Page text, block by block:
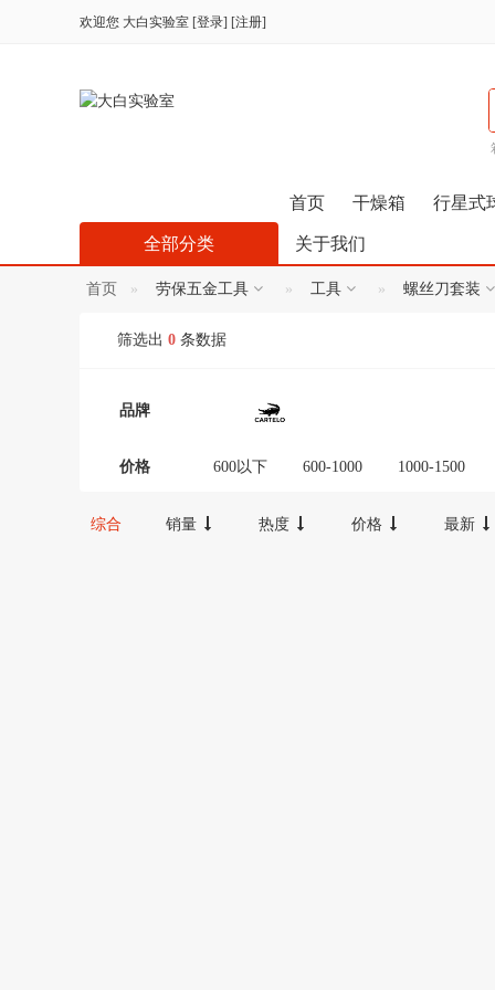
欢迎您 大白实验室 [登录] [注册]
首页 干燥箱 行星式
关于我们
全部分类
首页 劳保五金工具 工具 螺丝刀套装
筛选出 0 条数据
品牌
价格 600以下 600-1000 1000-1500
综合
销量 热度 价格 最新